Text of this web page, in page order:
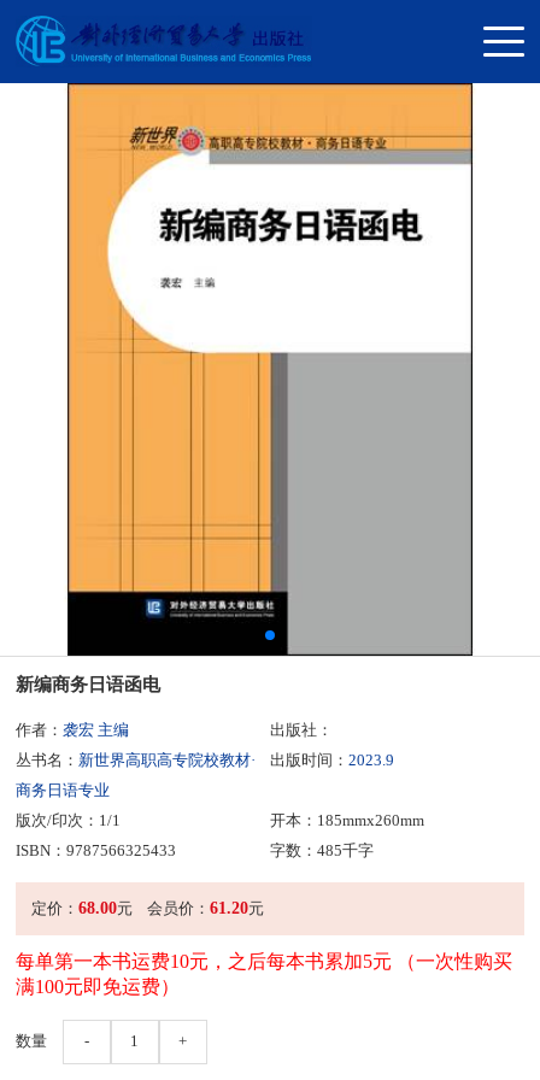
新编商务日语函电
作者： 袭宏 主编
出版社：
丛书名： 新世界高职高专院校教材·
商务日语专业
出版时间： 2023.9
版次/印次：1/1
开本：185mmx260mm
ISBN：9787566325433
字数：485千字
定价： 68.00元 会员价：61.20元
每单第一本书运费10元，之后每本书累加5元 （一次性购买
满100元即免运费）
数量 - 1 +